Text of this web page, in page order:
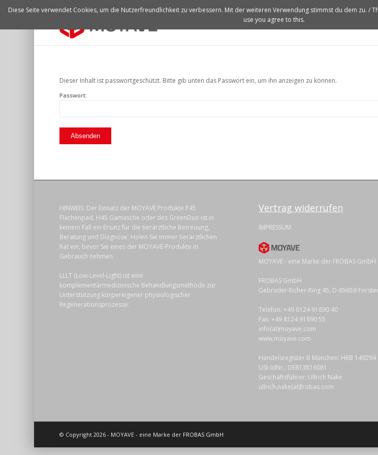
HOME LASER FLÄCHENPAD
Dieser Inhalt ist passwortgeschützt. Bitte gib unten das Passwort ein, um ihn anzeigen zu können.
Passwort:
HINWEIS: Der Einsatz der MOYAVE Produkte P45
Flächenpad, H45 Gamasche oder des GreenDuo ist in
keinem Fall ein Ersatz für die tierärztliche Betreuung,
Beratung und Diagnose. Holen Sie immer tierärztlichen
Rat ein, bevor Sie eines der MOYAVE-Produkte in
Gebrauch nehmen.
LLLT (Low-Level-Light) ist eine
komplementärmedizinische Behandlungsmethode zur
Unterstützung körpereigener physiologischer
Regenerationsprozesse.
Vertrag widerrufen
IMPRESSUM
MOYAVE - eine Marke der FROBAS GmbH
FROBAS GmbH
Gebrüder-Eicher-Ring 45, D-85659
Telefon: +49 8124 91890 40
Fax: +49 8124 91890 55
info(at)moyave.com
www.moyave.com
Handelsregister B München: HRB 149294
USt-IdNr.: DE813816081
Geschäftsführer: Ullrich Nake
ullrich.nake(at)frobas.com
© Copyright 2026 - MOYAVE - eine Marke der FROBAS GmbH
Diese Seite verwendet Cookies, um die Nutzerfreundlichkeit zu verbessern. Mit der weiteren Verwendung stimmst du dem zu. /
use you agree to this.